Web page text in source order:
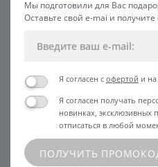
Мы подготовили для Вас
Оставьте свой e-mai и
Я согласен с офертой и на
Я согласен получать
новинках, эксклюзивных
отписаться в любой
ПОЛУЧИТЬ